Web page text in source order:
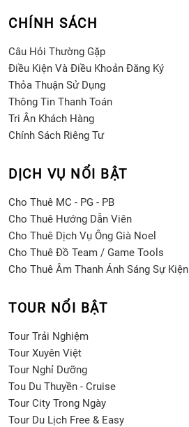
CHÍNH SÁCH
Câu Hỏi Thường Gặp
Điều Kiện Và Điều Khoản Đăng Ký
Thỏa Thuận Sử Dụng
Thông Tin Thanh Toán
Tri Ân Khách Hàng
Chính Sách Riêng Tư
DỊCH VỤ NỔI BẬT
Cho Thuê MC - PG - PB
Cho Thuê Hướng Dẫn Viên
Cho Thuê Dịch Vụ Ông Già Noel
Cho Thuê Đồ Team / Game Tools
Cho Thuê Âm Thanh Ánh Sáng Sự Kiện
TOUR NỔI BẬT
Tour Trải Nghiệm
Tour Xuyên Việt
Tour Nghỉ Dưỡng
Tou Du Thuyền - Cruise
Tour City Trong Ngày
Tour Du Lịch Free & Easy